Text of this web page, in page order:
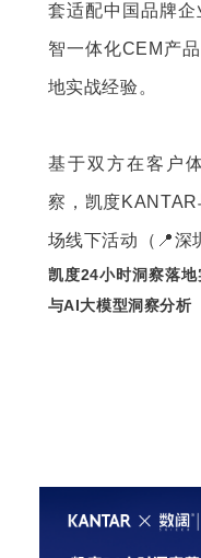
套适配中国品牌企
智一体化CEM产
地实战经验。
基于双方在客户
察，凯度
场线下活动 （ 📍
凯度24小时洞察落
与AI大模型洞察分析